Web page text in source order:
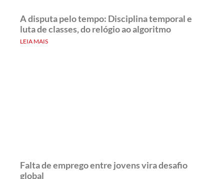
A disputa pelo tempo: Disciplina temporal e
luta de classes, do relógio ao algoritmo
LEIA MAIS
Falta de emprego entre jovens vira desafio
global